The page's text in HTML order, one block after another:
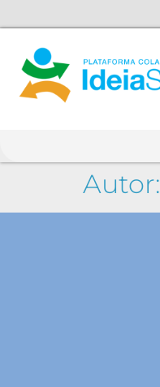
Autor: